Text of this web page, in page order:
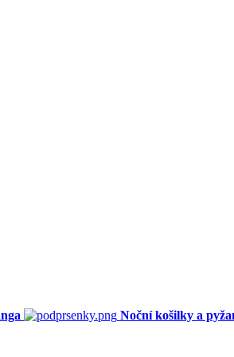
Noční košilky a